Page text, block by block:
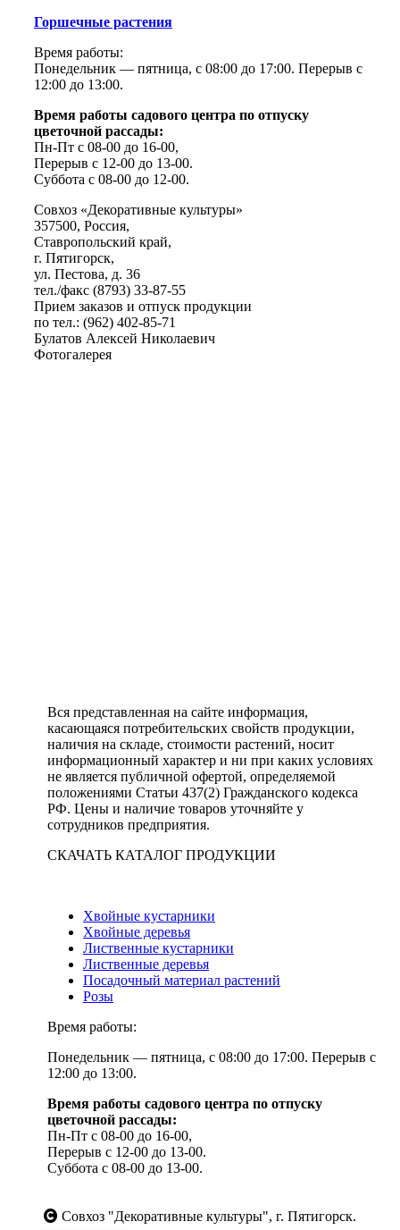
Горшечные растения
Время работы:
Понедельник — пятница, с 08:00 до 17:00. Перерыв с
12:00 до 13:00.
Время работы садового центра по отпуску
цветочной рассады:
Пн-Пт с 08-00 до 16-00,
Перерыв с 12-00 до 13-00.
Суббота с 08-00 до 12-00.
Совхоз «Декоративные культуры»
357500, Россия,
Ставропольский край,
г. Пятигорск,
ул. Пестова, д. 36
тел./факс (8793) 33-87-55
Прием заказов и отпуск продукции
по тел.: (962) 402-85-71
Булатов Алексей Николаевич
Фотогалерея
Вся представленная на сайте информация,
касающаяся потребительских свойств продукции,
наличия на складе, стоимости растений, носит
информационный характер и ни при каких условиях
не является публичной офертой, определяемой
положениями Статьи 437(2) Гражданского кодекса
РФ. Цены и наличие товаров уточняйте у
сотрудников предприятия.
СКАЧАТЬ КАТАЛОГ ПРОДУКЦИИ
Хвойные кустарники
Хвойные деревья
Лиственные кустарники
Лиственные деревья
Посадочный материал растений
Розы
Время работы:
Понедельник — пятница, с 08:00 до 17:00. Перерыв с
12:00 до 13:00.
Время работы садового центра по отпуску
цветочной рассады:
Пн-Пт с 08-00 до 16-00,
Перерыв с 12-00 до 13-00.
Суббота с 08-00 до 13-00.
Совхоз "Декоративные культуры", г. Пятигорск.